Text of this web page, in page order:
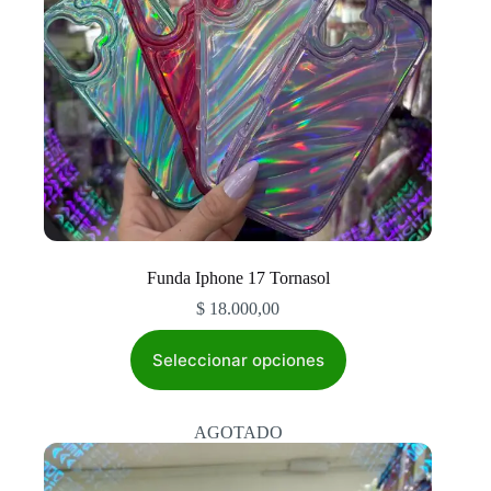
Funda Iphone 17 Tornasol
$ 18.000,00
Seleccionar opciones
producto
Las
opciones
AGOTADO